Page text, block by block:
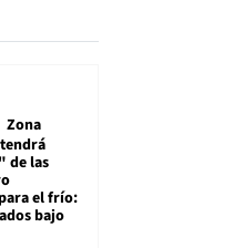
Zona
de las
el frío:
bajo